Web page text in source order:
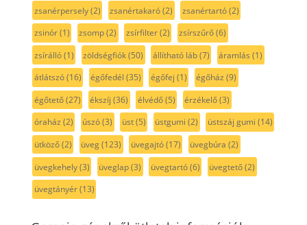
zsanérpersely(2) zsanértakaró(2) zsanértartó(2)
zsinór(1) zsomp(2) zsírfilter(2) zsírszűrő(6)
zsírálló(1) zöldségfiók(50) állítható láb(7) áramlás (1)
átlátszó(16) égőfedél (35) égőfej (1) égőház (9)
égőtető(27) ékszíj (36) élvédő(5) érzékelő(3)
óraház (2) úszó(3) üst(5) üstgumi (2) üstszáj gumi (14)
ütköző(2) üveg(123) üvegajtó(17) üvegbúra (2)
üvegkehely(3) üveglap(3) üvegtartó(6) üvegtető(2)
üvegtányér(13)